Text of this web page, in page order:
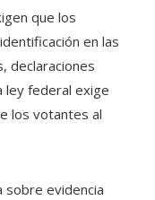
que los
en las
declaraciones
ley federal exige
los votantes al
sobre evidencia